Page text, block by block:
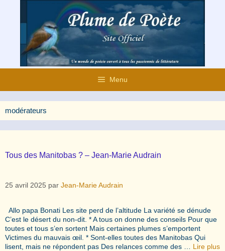
contenu
Menu
modérateurs
Tous des Manitobas ? – Jean-Marie Audrain
25 avril 2025 par Jean-Marie Audrain
Allo papa Bonati Les site perd de l’altitude La variété se dénude
C’est le désert du non-dit. * A tous on donne des conseils Pour que
toutes et tous s’en sortent Mais certaines plumes s’emportent
Victimes du mauvais œil. * Sont-elles toutes des Manitobas Qui
lisent, mais ne répondent pas Des relances comme des … Lire plus